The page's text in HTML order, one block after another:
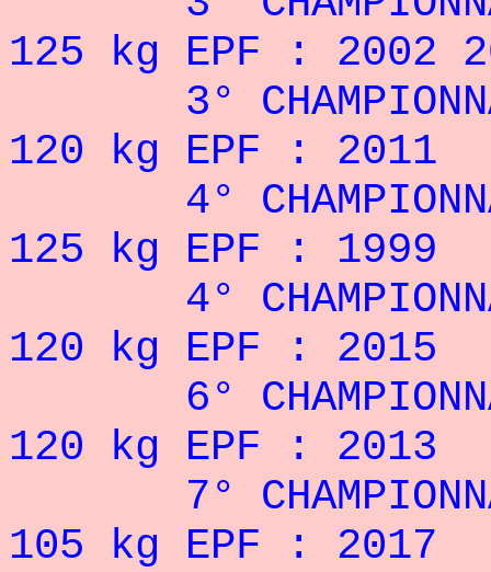
125 kg EPF : 2002
3°
120 kg EPF : 2011
4°
125 kg EPF : 1999
4°
120 kg EPF : 2015
6°
120 kg EPF : 2013
7°
105 kg EPF : 2017